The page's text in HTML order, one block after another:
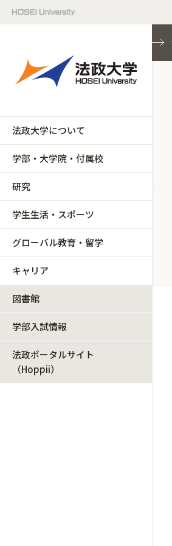
法政大学について
学部・大学院・付属校
研究
学生生活・スポーツ
グローバル教育・留学
キャリア
図書館
学部入試情報
法政ポータルサイト
（Hoppii）